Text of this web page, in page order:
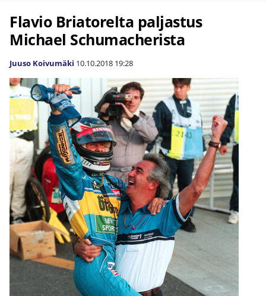
Flavio Briatorelta paljastus
Michael Schumacherista
Juuso Koivumäki 10.10.2018 19:28